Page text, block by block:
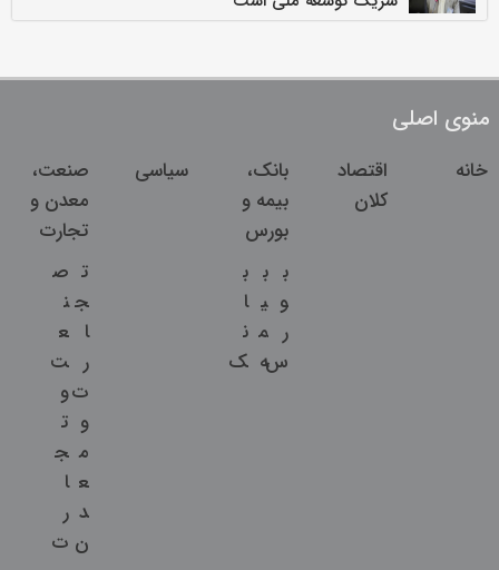
منوی اصلی
خانه
اقتصاد
کلان
بانک،
بیمه و
بورس
ب
و
ر
س
ب
ی
م
ه
ب
ا
ن
ک
سیاسی
صنعت،
معدن و
تجارت
ت
ج
ا
ر
ت
و
م
ع
د
ن
ص
ن
ع
ت
و
ت
ج
ا
ر
ت